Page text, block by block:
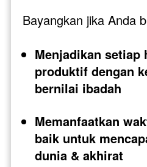
Bayangkan jika Anda
Menjadikan setiap
produktif dengan
bernilai ibadah
Memanfaatkan
baik untuk
dunia & akhirat